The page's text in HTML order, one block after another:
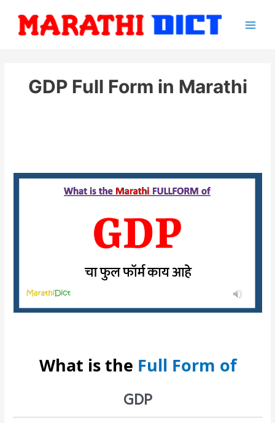
content
GDP Full Form in Marathi
What is the Full Form of
GDP